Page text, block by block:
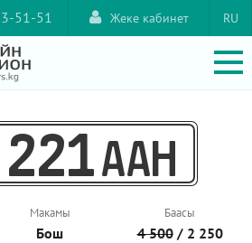
51-51 RU
Жеке кабинет
221 AAH
Макамы
Бош
Баасы
4 500/ 2 250